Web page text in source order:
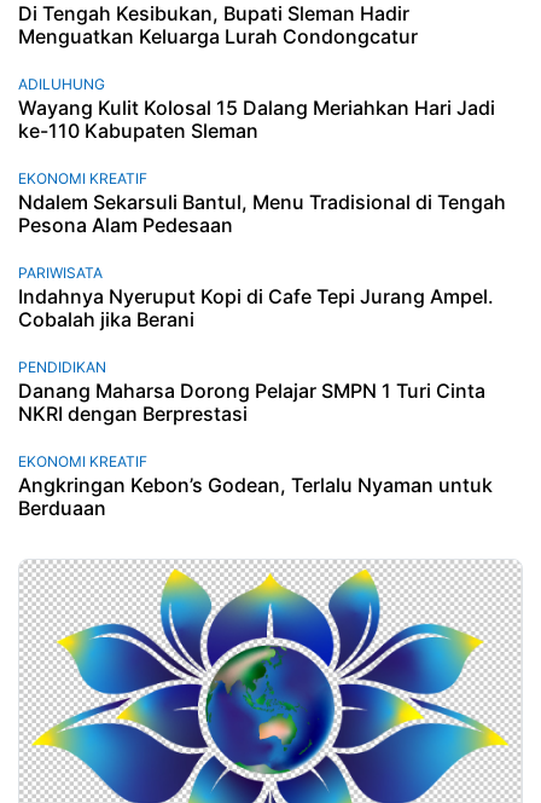
Di Tengah Kesibukan, Bupati Sleman Hadir
Menguatkan Keluarga Lurah Condongcatur
ADILUHUNG
Wayang Kulit Kolosal 15 Dalang Meriahkan Hari Jadi
ke-110 Kabupaten Sleman
EKONOMI KREATIF
Ndalem Sekarsuli Bantul, Menu Tradisional di Tengah
Pesona Alam Pedesaan
PARIWISATA
Indahnya Nyeruput Kopi di Cafe Tepi Jurang Ampel.
Cobalah jika Berani
PENDIDIKAN
Danang Maharsa Dorong Pelajar SMPN 1 Turi Cinta
NKRI dengan Berprestasi
EKONOMI KREATIF
Angkringan Kebon’s Godean, Terlalu Nyaman untuk
Berduaan